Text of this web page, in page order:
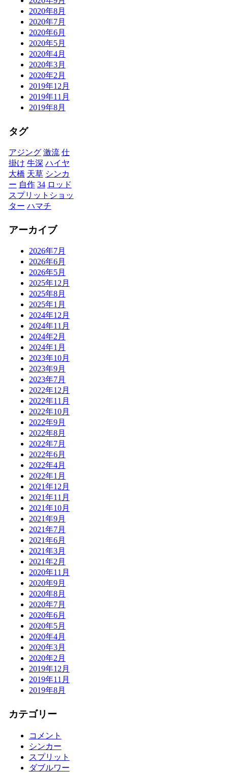
2020年8月
2020年7月
2020年6月
2020年5月
2020年4月
2020年3月
2020年2月
2019年12月
2019年11月
2019年8月
タグ
アジング 激流 仕
掛け 牛深 ハイヤ
大橋 天草 シンカ
ー 自作 34 ロッド
スプリットショッ
ター ハマチ
アーカイブ
2026年7月
2026年6月
2026年5月
2025年12月
2025年8月
2025年1月
2024年12月
2024年11月
2024年2月
2024年1月
2023年10月
2023年9月
2023年7月
2022年12月
2022年11月
2022年10月
2022年9月
2022年8月
2022年7月
2022年6月
2022年4月
2022年1月
2021年12月
2021年11月
2021年10月
2021年9月
2021年7月
2021年6月
2021年3月
2021年2月
2020年11月
2020年9月
2020年8月
2020年7月
2020年6月
2020年5月
2020年4月
2020年3月
2020年2月
2019年12月
2019年11月
2019年8月
カテゴリー
コメント
シンカー
スプリット
ダブルワー